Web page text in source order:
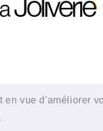
vue d'améliorer